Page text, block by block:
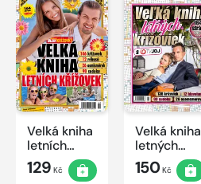
Velká kniha
letních
křížovek
2026
129 Kč
Velká kniha
letných
krížoviek s
TV JOJ
150Kč